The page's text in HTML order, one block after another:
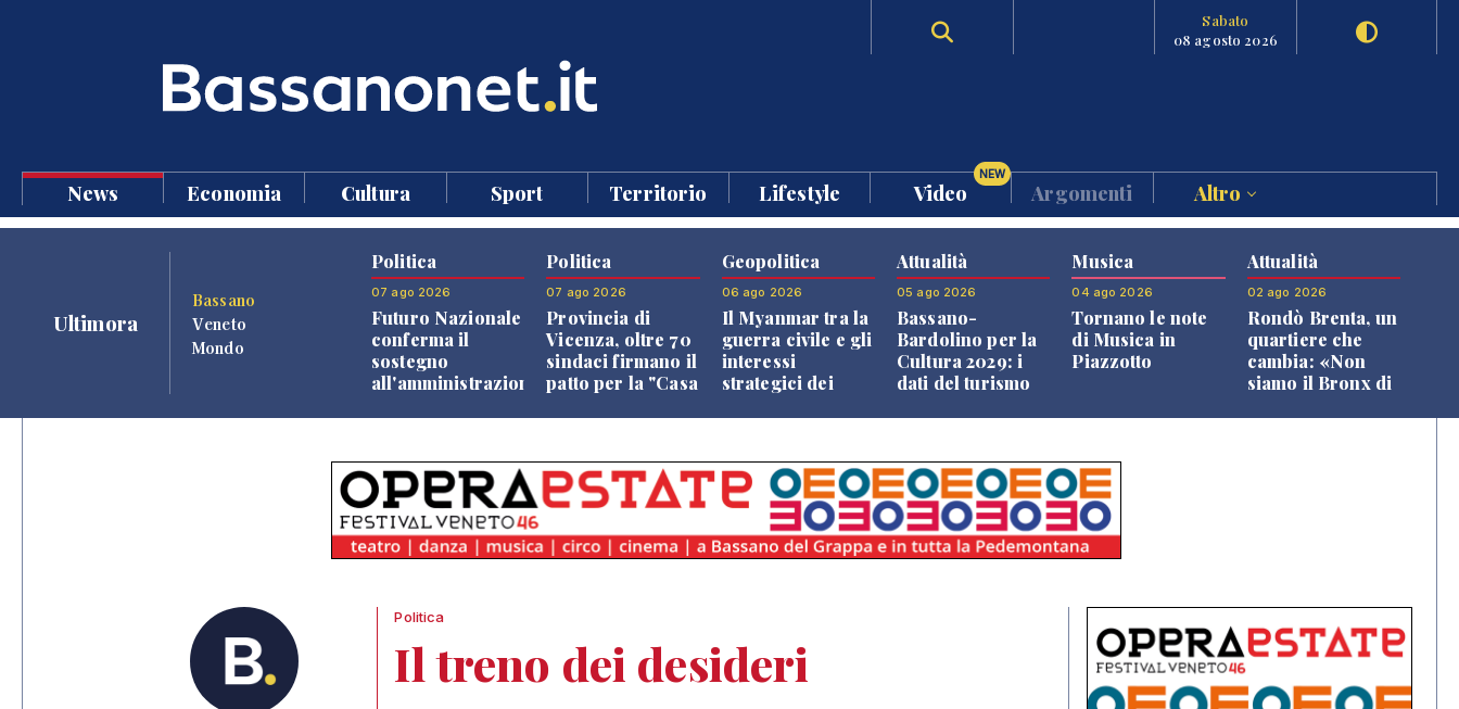
Sabato
08 agosto 2026
News Economia Cultura Sport Territorio Lifestyle Video
NEW
Argomenti Altro
Ultimora
Bassano
Veneto
Mondo
Politica
07 ago 2026
Futuro Nazionale
conferma il
sostegno
all'amministrazione
Politica
07 ago 2026
Provincia di
Vicenza, oltre 70
sindaci firmano il
patto per la "Casa
Geopolitica
06 ago 2026
Il Myanmar tra la
guerra civile e gli
interessi
strategici dei
Attualità
05 ago 2026
Bassano-
Bardolino per la
Cultura 2029: i
dati del turismo
Musica
04 ago 2026
Tornano le note
di Musica in
Piazzotto
Attualità
02 ago 2026
Rondò Brenta, un
quartiere che
cambia: «Non
siamo il Bronx di
Politica
Il treno dei desideri